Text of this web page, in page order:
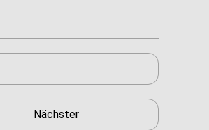
Nächster